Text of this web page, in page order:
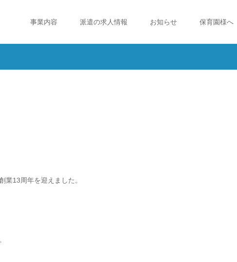
事業内容 派遣の求人情報 お知らせ 保育園様へ
業13周年を迎えました。